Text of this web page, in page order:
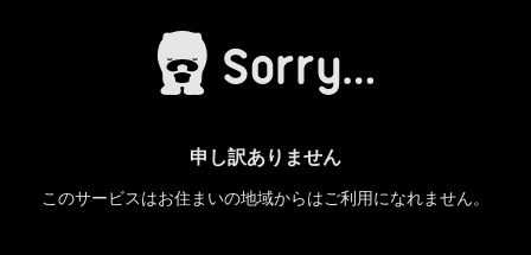
申し訳ありません
このサービスはお住まいの地域からはご利用になれません。